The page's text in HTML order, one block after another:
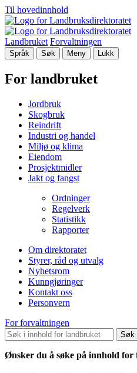
Til hovedinnhold
Landbruket Forvaltningen
Språk Søk Meny Lukk
For landbruket
Jordbruk
Skogbruk
Reindrift
Industri og handel
Miljø og klima
Eiendom
Prosjektmidler
Jakt og fangst
Ordninger
Regelverk
Statistikk
Rapporter
Om direktoratet
Styrer, råd og utvalg
Nyhetsrom
Kunngjøringer
Kontakt oss
Personvern
For forvaltningen
Søk
Ønsker du å søke på innhold for